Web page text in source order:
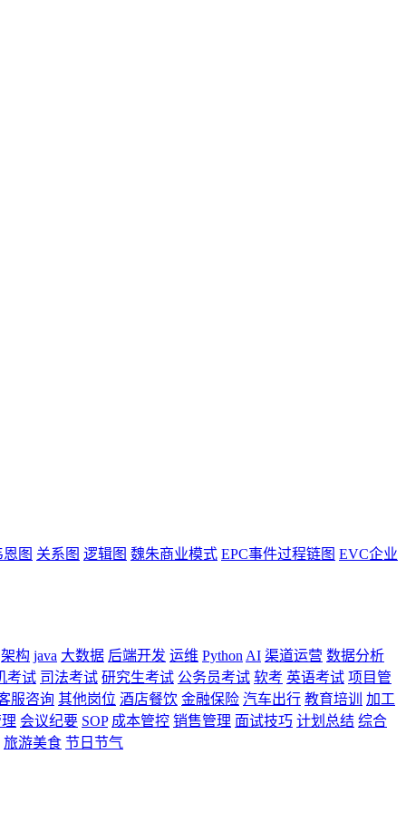
恩图 关系图 逻辑图 魏朱商业模式 EPC事件过程链图 EVC企业
架构 java 大数据 后端开发 运维 Python AI 渠道运营 数据分析
考试 司法考试 研究生考试 公务员考试 软考 英语考试 项目管
服咨询 其他岗位 酒店餐饮 金融保险 汽车出行 教育培训
加工
会议纪要 SOP 成本管控 销售管理 面试技巧 计划总结 综合
旅游美食 节日节气